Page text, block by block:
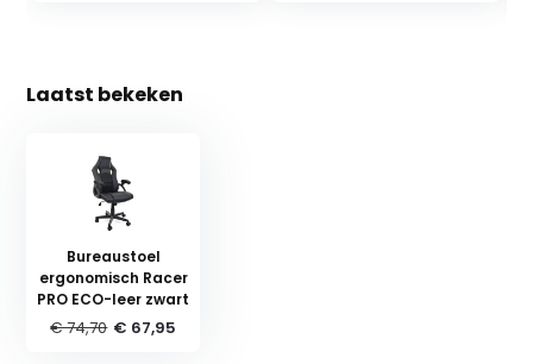
Laatst bekeken
Bureaustoel
ergonomisch Racer
PRO ECO-leer zwart
€ 74,70 € 67,95